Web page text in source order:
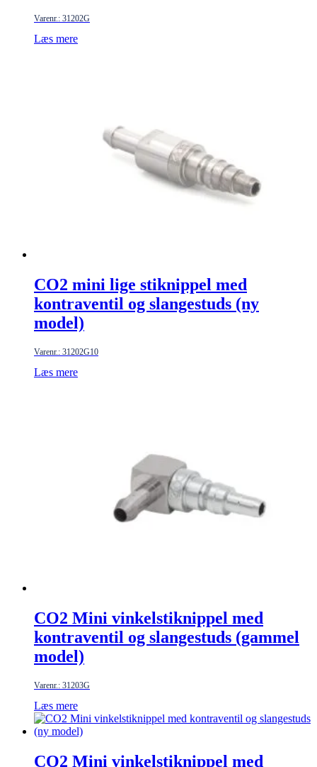
Varenr.: 31202G
Læs mere
CO2 mini lige stiknippel med
kontraventil og slangestuds (ny
model)
Varenr.: 31202G10
Læs mere
CO2 Mini vinkelstiknippel med
kontraventil og slangestuds (gammel
model)
Varenr.: 31203G
Læs mere
CO2 Mini vinkelstiknippel med